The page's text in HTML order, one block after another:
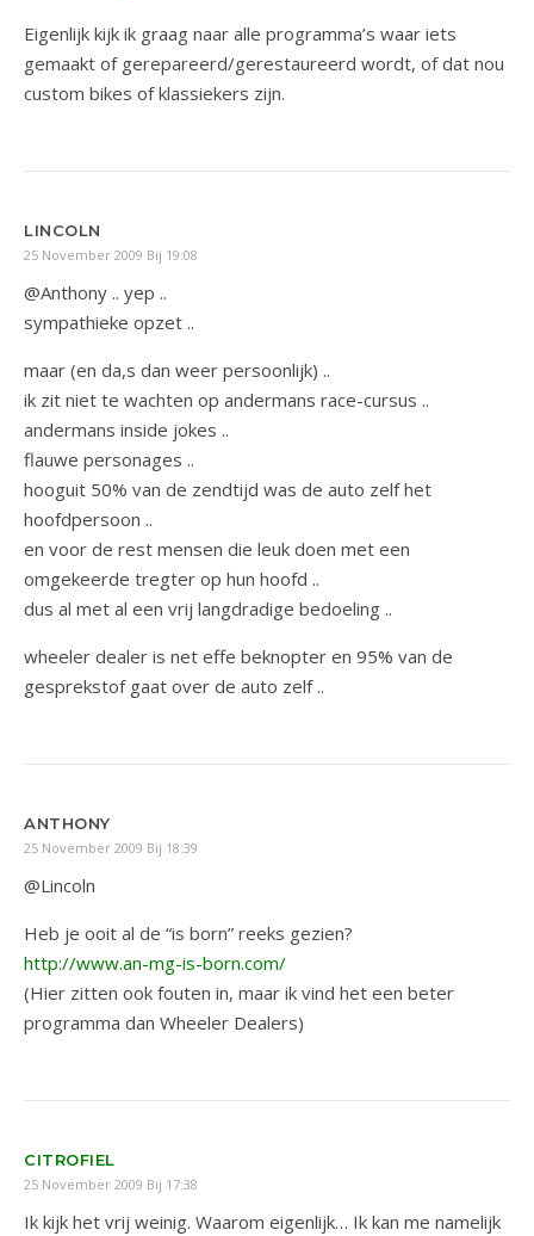
Eigenlijk kijk ik graag naar alle programma’s waar iets
gemaakt of gerepareerd/gerestaureerd wordt, of dat nou
custom bikes of klassiekers zijn.
LINCOLN
25 November 2009 Bij 19:08
@Anthony .. yep ..
sympathieke opzet ..
maar (en da,s dan weer persoonlijk) ..
ik zit niet te wachten op andermans race-cursus ..
andermans inside jokes ..
flauwe personages ..
hooguit 50% van de zendtijd was de auto zelf het
hoofdpersoon ..
en voor de rest mensen die leuk doen met een
omgekeerde tregter op hun hoofd ..
dus al met al een vrij langdradige bedoeling ..
wheeler dealer is net effe beknopter en 95% van de
gesprekstof gaat over de auto zelf ..
ANTHONY
25 November 2009 Bij 18:39
@Lincoln
Heb je ooit al de “is born” reeks gezien?
http://www.an-mg-is-born.com/
(Hier zitten ook fouten in, maar ik vind het een beter
programma dan Wheeler Dealers)
CITROFIEL
25 November 2009 Bij 17:38
Ik kijk het vrij weinig. Waarom eigenlijk… Ik kan me namelijk